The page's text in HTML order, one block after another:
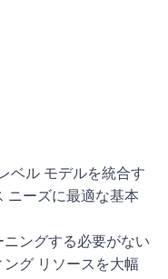
ベル モデルを統合す
ニーズに最適な基本
ングする必要がない
グ リソースを大幅